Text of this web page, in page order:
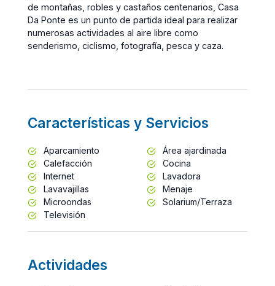
de montañas, robles y castaños centenarios, Casa
Da Ponte es un punto de partida ideal para realizar
numerosas actividades al aire libre como
senderismo, ciclismo, fotografía, pesca y caza.
Características y Servicios
Aparcamiento
Área ajardinada
Calefacción
Cocina
Internet
Lavadora
Lavavajillas
Menaje
Microondas
Solarium/Terraza
Televisión
Actividades